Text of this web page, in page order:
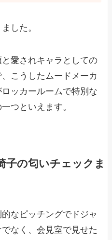
した。
愛されキャラとしての
こうしたムードメーカ
ッカールームで特別な
つといえます。
子の匂いチェックま
なピッチングでドジャ
なく、会見室で見せた